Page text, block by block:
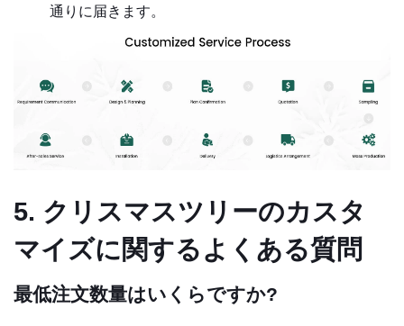
通りに届きます。
5. クリスマスツリーのカスタ
マイズに関するよくある質問
最低注文数量はいくらですか?